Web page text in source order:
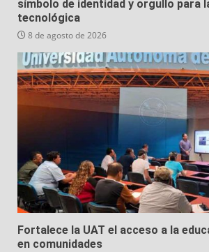
símbolo de identidad y orgullo para
tecnológica
8 de agosto de 2026
Fortalece la UAT el acceso a la
en comunidades